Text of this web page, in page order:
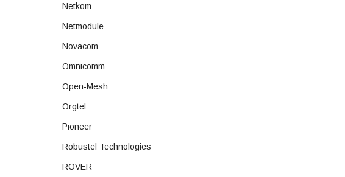
Netkom
Netmodule
Novacom
Omnicomm
Open-Mesh
Orgtel
Pioneer
Robustel Technologies
ROVER